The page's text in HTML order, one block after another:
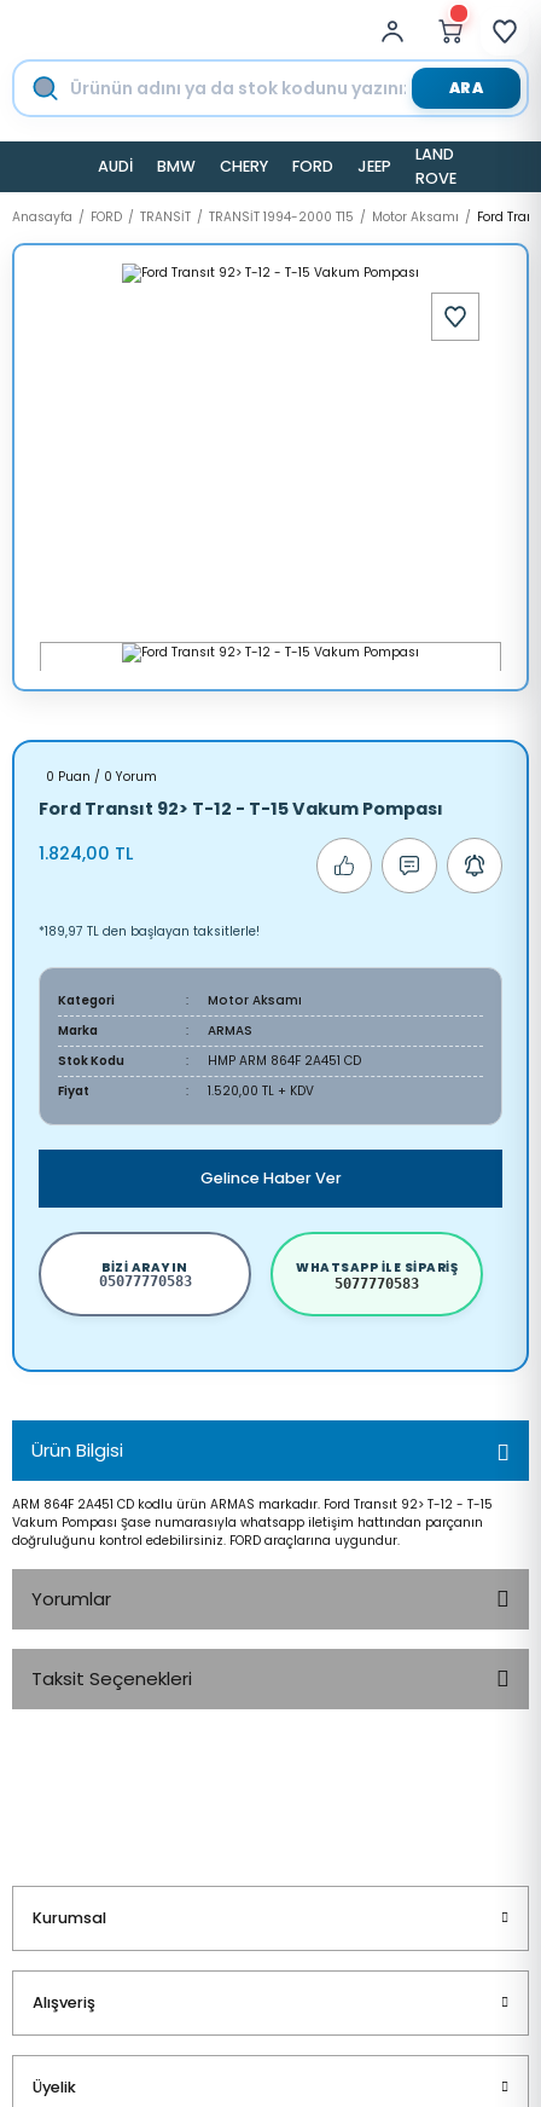
ARA
AUDİ BMW CHERY FORD JEEP
LAND
ROVER
Anasayfa FORD TRANSİT TRANSİT 1994-2000 T15 Motor Aksamı Ford
0 Puan / 0 Yorum
Ford Transıt 92> T-12 - T-15 Vakum Pompası
1.824,00 TL
*189,97 TL den başlayan taksitlerle!
Kategori
Motor Aksamı
Marka
ARMAS
Stok Kodu
HMP ARM 864F 2A451 CD
Fiyat
1.520,00 TL + KDV
Gelince Haber Ver
BIZI ARAYIN
05077770583
WHATSAPP ILE SIPARIŞ
5077770583
Ürün Bilgisi
ARM 864F 2A451 CD kodlu ürün ARMAS markadır. Ford Transıt 92> T-12 - T-15
Vakum Pompası Şase numarasıyla whatsapp iletişim hattından parçanın
doğruluğunu kontrol edebilirsiniz. FORD araçlarına uygundur.
Yorumlar
Taksit Seçenekleri
Kurumsal
Alışveriş
Üyelik